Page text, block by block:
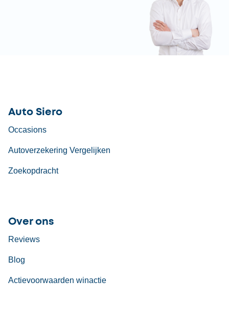
Auto Siero
Occasions
Autoverzekering Vergelijken
Zoekopdracht
Over ons
Reviews
Blog
Actievoorwaarden winactie